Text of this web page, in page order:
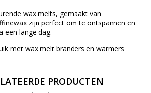
wax melts, gemaakt van
zijn perfect om te ontspannen en
een lange dag.
met wax melt branders en warmers
PRODUCTEN